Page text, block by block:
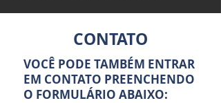
CONTATO
VOCÊ PODE TAMBÉM ENTRAR
EM CONTATO PREENCHENDO
O FORMULÁRIO ABAIXO: